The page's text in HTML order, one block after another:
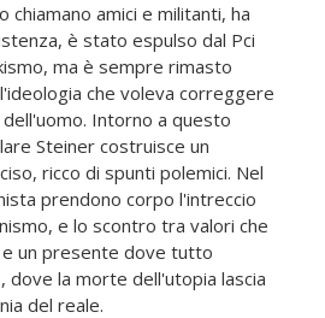
chiamano amici e militanti, ha
è stato espulso dal Pci
ma è sempre rimasto
che voleva correggere
Intorno a questo
Steiner costruisce un
ricco di spunti polemici. Nel
prendono corpo l'intreccio
e lo scontro tra valori che
e un presente dove tutto
dove la morte dell'utopia lascia
del reale.